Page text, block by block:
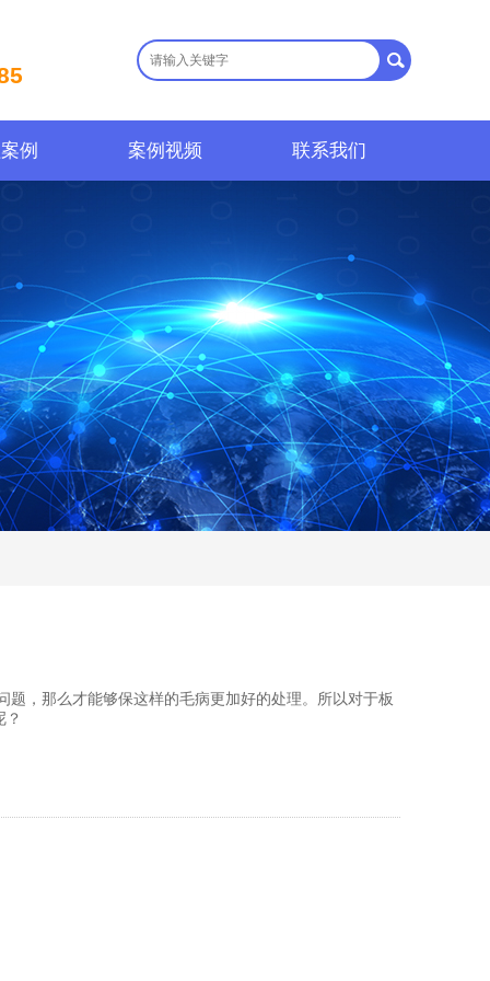
例 案例视频 联系我们
，那么才能够保这样的毛病更加好的处理。所以对于板
？